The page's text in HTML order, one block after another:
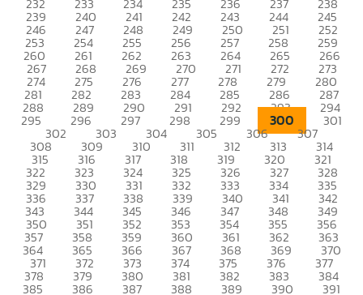
232 233 234 235 236 237 238
239 240 241 242 243 244 245
246 247 248 249 250 251 252
253 254 255 256 257 258 259
260 261 262 263 264 265 266
267 268 269 270 271 272 273
274 275 276 277 278 279 280
281 282 283 284 285 286 287
288 289 290 291 292 293 294
295 296 297 298 299 300 301
302 303 304 305 306 307
308 309 310 311 312 313 314
315 316 317 318 319 320 321
322 323 324 325 326 327 328
329 330 331 332 333 334 335
336 337 338 339 340 341 342
343 344 345 346 347 348 349
350 351 352 353 354 355 356
357 358 359 360 361 362 363
364 365 366 367 368 369 370
371 372 373 374 375 376 377
378 379 380 381 382 383 384
385 386 387 388 389 390 391